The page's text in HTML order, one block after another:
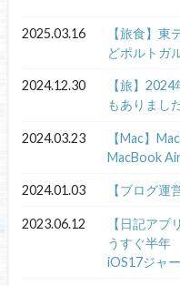
2025.03.16
【旅食】
どポルトガ
2024.12.30
【旅】
もありました
2024.03.23
【Mac】
MacBook
2024.01.03 【ブログ
2023.06.12
【日記ア
うすぐ半年
iOS17ジャ